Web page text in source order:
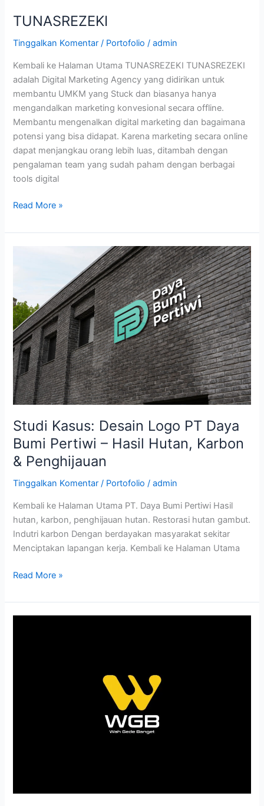
TUNASREZEKI
Tinggalkan Komentar / Portofolio /admin
Kembali ke Halaman Utama TUNASREZEKI TUNASREZEKI
adalah Digital Marketing Agency yang didirikan untuk
membantu UMKM yang Stuck dan biasanya hanya
mengandalkan marketing konvesional secara offline.
Membantu mengenalkan digital marketing dan bagaimana
potensi yang bisa didapat. Karena marketing secara online
dapat menjangkau orang lebih luas, ditambah dengan
pengalaman team yang sudah paham dengan berbagai
tools digital
Read More »
Studi Kasus: Desain Logo PT Daya
Bumi Pertiwi – Hasil Hutan, Karbon
& Penghijauan
Tinggalkan Komentar / Portofolio /admin
Kembali ke Halaman Utama PT. Daya Bumi Pertiwi Hasil
hutan, karbon, penghijauan hutan. Restorasi hutan gambut.
Indutri karbon Dengan berdayakan masyarakat sekitar
Menciptakan lapangan kerja. Kembali ke Halaman Utama
Logo
PT
Daya
Bumi
Pertiwi
–
Hasil
Hutan,
Karbon
&
Penghijauan
Read More »